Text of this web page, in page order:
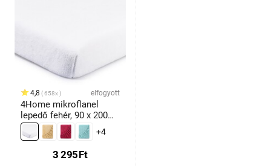
4,8 658x elfogyott
4Home mikroflanel
lepedő fehér, 90 x 200
cm
+4
3 295Ft